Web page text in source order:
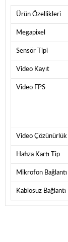
Ürün Özellikleri
Megapixel
Sensör Tipi
Video Kayıt
Video FPS
Video Çözünürlük
Hafıza Kartı Tip
Mikrofon Bağlantı
Kablosuz Bağlantı